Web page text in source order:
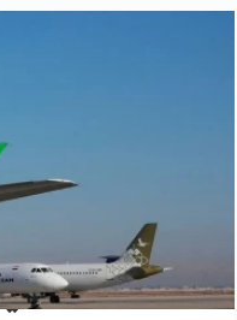
السورية للطيران